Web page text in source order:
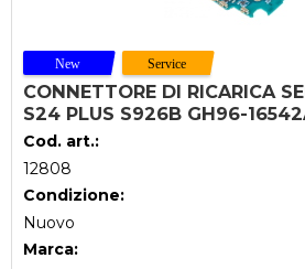
CONNETTORE DI RICARICA
S24 PLUS S926B GH96-
Cod. art.:
12808
Condizione:
Nuovo
Marca: